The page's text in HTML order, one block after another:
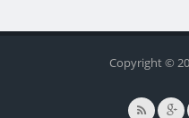
Copyright ©